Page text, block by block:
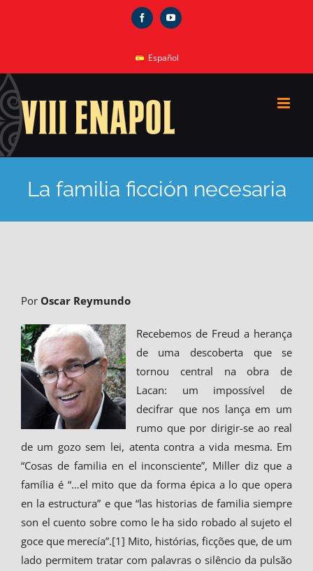
FacebookYouTube
Español
La familia ficción necesaria
Por Oscar Reymundo
Recebemos de Freud a herança
de uma descoberta que se
tornou central na obra de
Lacan: um impossível de
decifrar que nos lança em um
rumo que por dirigir-se ao real
de um gozo sem lei, atenta contra a vida mesma. Em
“Cosas de familia en el inconsciente”, Miller diz que a
família é “…el mito que da forma épica a lo que opera
en la estructura” e que “las historias de familia siempre
son el cuento sobre como le ha sido robado al sujeto el
goce que merecía”.[1] Mito, histórias, ficções que, de um
lado permitem tratar com palavras o silêncio da pulsão